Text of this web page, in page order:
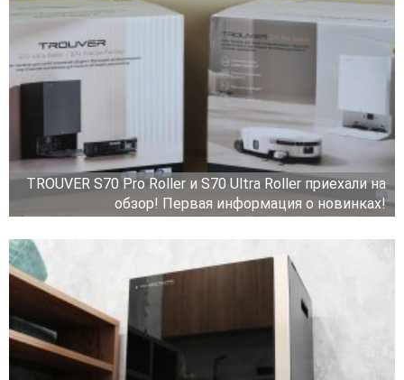
TROUVER S70 Pro Roller и S70 Ultra Roller приехали на
обзор! Первая информация о новинках!